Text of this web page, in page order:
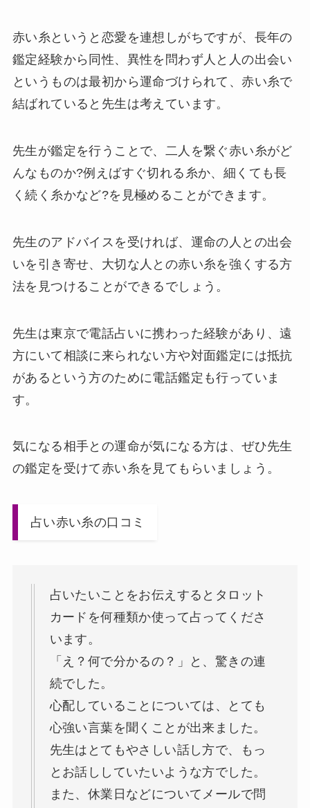
赤い糸というと恋愛を連想しがちですが、長年の
鑑定経験から同性、異性を問わず人と人の出会い
というものは最初から運命づけられて、赤い糸で
結ばれていると先生は考えています。
先生が鑑定を行うことで、二人を繋ぐ赤い糸がど
んなものか?例えばすぐ切れる糸か、細くても長
く続く糸かなど?を見極めることができます。
先生のアドバイスを受ければ、運命の人との出会
いを引き寄せ、大切な人との赤い糸を強くする方
法を見つけることができるでしょう。
先生は東京で電話占いに携わった経験があり、遠
方にいて相談に来られない方や対面鑑定には抵抗
があるという方のために電話鑑定も行っていま
す。
気になる相手との運命が気になる方は、ぜひ先生
の鑑定を受けて赤い糸を見てもらいましょう。
占い赤い糸の口コミ
占いたいことをお伝えするとタロット
カードを何種類か使って占ってくださ
います。
「え？何で分かるの？」と、驚きの連
続でした。
心配していることについては、とても
心強い言葉を聞くことが出来ました。
先生はとてもやさしい話し方で、もっ
とお話ししていたいような方でした。
また、休業日などについてメールで問